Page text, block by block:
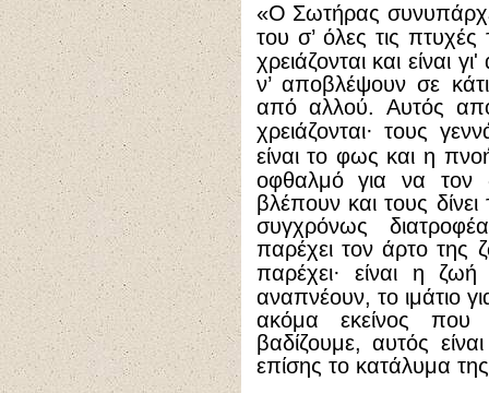
«Ο Σωτήρας
του σ’ όλες τις
χρειάζονται και είναι
ν’ αποβλέψουν σε
από αλλού. Αυτός
χρειάζονται· τους
είναι το φως και η
οφθαλμό για να τον
βλέπουν και τους
συγχρόνως
παρέχει τον άρτο της
παρέχει· είναι η
αναπνέουν, το ιμάτιο
ακόμα εκείνος που
βαδίζουμε, αυτός
επίσης το κατάλυμα